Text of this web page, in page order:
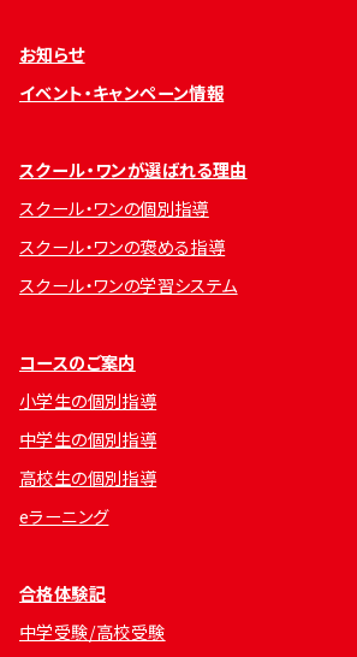
お知らせ
イベント・キャンペーン情報
スクール・ワンが選ばれる理由
スクール・ワンの個別指導
スクール・ワンの褒める指導
スクール・ワンの学習システム
コースのご案内
小学生の個別指導
中学生の個別指導
高校生の個別指導
eラーニング
合格体験記
中学受験/高校受験